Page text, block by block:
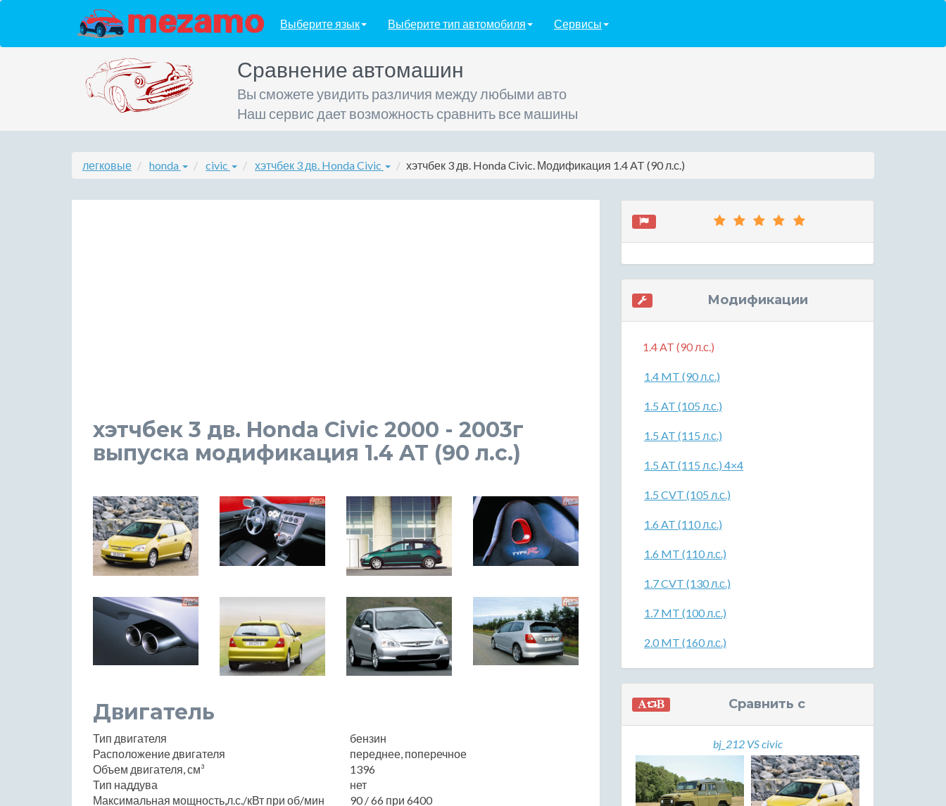
Выберите язык Выберите тип автомобиля Сервисы
Сравнение автомашин
Вы сможете увидить различия между любыми авто
Наш сервис дает возможность сравнить все машины
легковые honda civic хэтчбек 3 дв. Honda Civic хэтчбек 3 дв. Honda Civic. Модификация 1.4 AT (90 л.с.)
хэтчбек 3 дв. Honda Civic 2000 - 2003г
выпуска модификация 1.4 AT (90 л.с.)
Двигатель
Тип двигателя
бензин
Расположение двигателя
переднее, поперечное
Объем двигателя, см³
1396
Тип наддува
нет
Максимальная мощность,л.с./кВт при об/мин
90 / 66 при 6400
Модификации
1.4 AT (90 л.с.)
1.4 MT (90 л.с.)
1.5 AT (105 л.с.)
1.5 AT (115 л.с.)
1.5 AT (115 л.с.) 4×4
1.5 CVT (105 л.с.)
1.6 AT (110 л.с.)
1.6 MT (110 л.с.)
1.7 CVT (130 л.с.)
1.7 MT (100 л.с.)
2.0 MT (160 л.с.)
Сравнить с
bj_212 VS civic